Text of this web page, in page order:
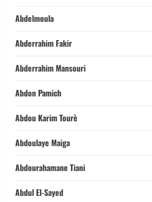
Abdelmoula
Abderrahim Fakir
Abderrahim Mansouri
Abdon Pamich
Abdou Karim Tourè
Abdoulaye Maiga
Abdourahamane Tiani
Abdul El-Sayed